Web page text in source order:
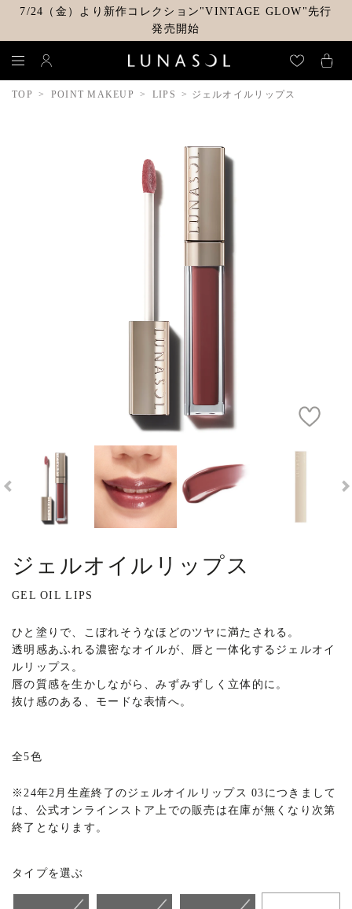
7/24（金）より新作コレクション"VINTAGE GLOW"先行
発売開始
TOP POINT MAKEUP LIPS ジェルオイルリップス
ジェルオイルリップス
GEL OIL LIPS
ひと塗りで、こぼれそうなほどのツヤに満たされる。
透明感あふれる濃密なオイルが、唇と一体化するジェルオイ
ルリップス。
唇の質感を生かしながら、みずみずしく立体的に。
抜け感のある、モードな表情へ。
全5色
※24年2月生産終了のジェルオイルリップス 03につきまして
は、公式オンラインストア上での販売は在庫が無くなり次第
終了となります。
タイプを選ぶ